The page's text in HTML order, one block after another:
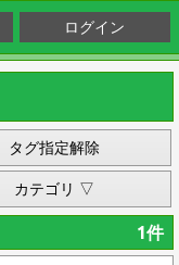
ログイン
タグ指定解除
カテゴリ ▽
1件